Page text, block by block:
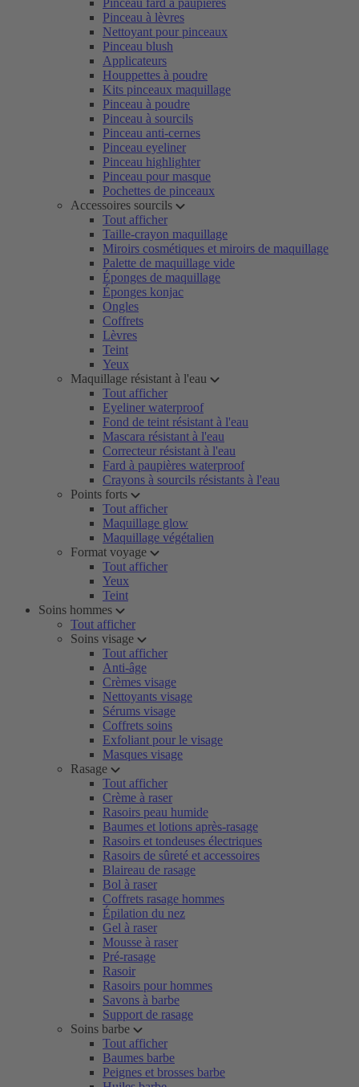
Pinceau fard à paupières
Pinceau à lèvres
Nettoyant pour pinceaux
Pinceau blush
Applicateurs
Houppettes à poudre
Kits pinceaux maquillage
Pinceau à poudre
Pinceau à sourcils
Pinceau anti-cernes
Pinceau eyeliner
Pinceau highlighter
Pinceau pour masque
Pochettes de pinceaux
Accessoires sourcils
Tout afficher
Taille-crayon maquillage
Miroirs cosmétiques et miroirs de maquillage
Palette de maquillage vide
Éponges de maquillage
Éponges konjac
Ongles
Coffrets
Lèvres
Teint
Yeux
Maquillage résistant à l'eau
Tout afficher
Eyeliner waterproof
Fond de teint résistant à l'eau
Mascara résistant à l'eau
Correcteur résistant à l'eau
Fard à paupières waterproof
Crayons à sourcils résistants à l'eau
Points forts
Tout afficher
Maquillage glow
Maquillage végétalien
Format voyage
Tout afficher
Yeux
Teint
Soins hommes
Tout afficher
Soins visage
Tout afficher
Anti-âge
Crèmes visage
Nettoyants visage
Sérums visage
Coffrets soins
Exfoliant pour le visage
Masques visage
Rasage
Tout afficher
Crème à raser
Rasoirs peau humide
Baumes et lotions après-rasage
Rasoirs et tondeuses électriques
Rasoirs de sûreté et accessoires
Blaireau de rasage
Bol à raser
Coffrets rasage hommes
Épilation du nez
Gel à raser
Mousse à raser
Pré-rasage
Rasoir
Rasoirs pour hommes
Savons à barbe
Support de rasage
Soins barbe
Tout afficher
Baumes barbe
Peignes et brosses barbe